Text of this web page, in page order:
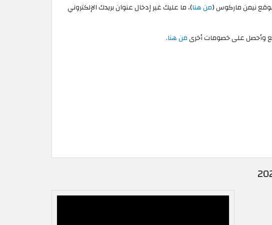
نيمن ماركوس (من هنا)، ما عليك غير إدخال عنوان بريدك الإلكتروني
وأحصل على خصومات أخرىمن هنا.